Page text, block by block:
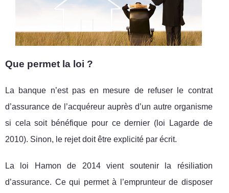
Que permet la loi ?
La banque n’est pas en mesure de refuser le contrat
d’assurance de l’acquéreur auprès d’un autre organisme
si cela soit bénéfique pour ce dernier (loi Lagarde de
2010). Sinon, le rejet doit être explicité par écrit.
La loi Hamon de 2014 vient soutenir la résiliation
d’assurance. Ce qui permet à l’emprunteur de disposer